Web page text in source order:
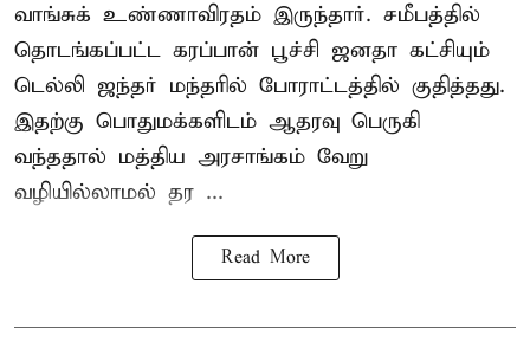
வாங்சுக் உண்ணாவிரதம் இருந்தார். சமீபத்தில்
தொடங்கப்பட்ட கரப்பான் பூச்சி ஜனதா கட்சியும்
டெல்லி ஜந்தர் மந்தரில் போராட்டத்தில் குதித்தது.
இதற்கு பொதுமக்களிடம் ஆதரவு பெருகி
வந்ததால் மத்திய அரசாங்கம் வேறு
வழியில்லாமல் தர ...
Read More